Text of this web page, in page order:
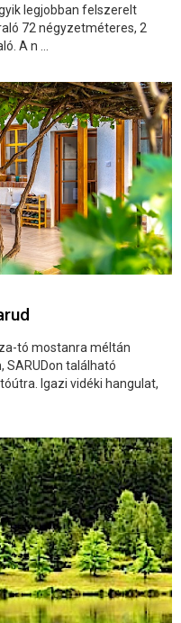
legjobban felszerelt
72 négyzetméteres, 2
A n ...
tó mostanra méltán
található
Igazi vidéki hangulat,